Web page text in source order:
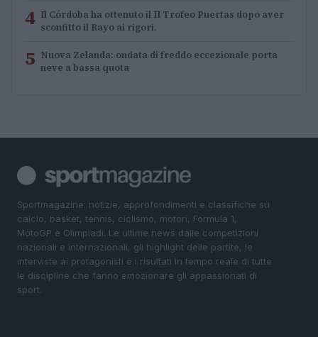
4 Il Córdoba ha ottenuto il II Trofeo Puertas dopo aver
sconfitto il Rayo ai rigori.
5 Nuova Zelanda: ondata di freddo eccezionale porta
neve a bassa quota
Sportmagazine: notizie, approfondimenti e classifiche su
calcio, basket, tennis, ciclismo, motori, Formula 1,
MotoGP e Olimpiadi. Le ultime news dalle competizioni
nazionali e internazionali, gli highlight delle partite, le
interviste ai protagonisti e i risultati in tempo reale di tutte
le discipline che fanno emozionare gli appassionati di
sport.